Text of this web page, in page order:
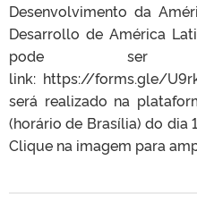
Desenvolvimento da
Desarrollo de América
pode ser
link: https://forms.gle/
será realizado na
(horário de Brasília) do dia
Clique na imagem para